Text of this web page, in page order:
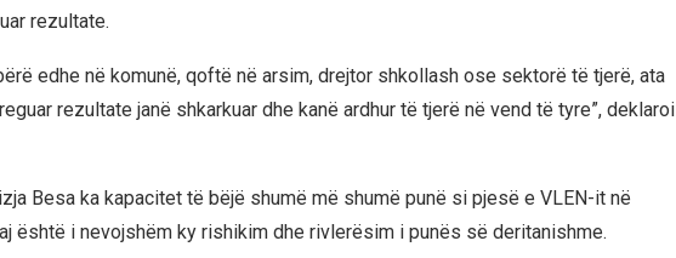
rezultate.
edhe në komunë, qoftë në arsim, drejtor shkollash ose sektorë të tjerë, ata
rezultate janë shkarkuar dhe kanë ardhur të tjerë në vend të tyre”, deklaroi
Besa ka kapacitet të bëjë shumë më shumë punë si pjesë e VLEN-it në
është i nevojshëm ky rishikim dhe rivlerësim i punës së deritanishme.